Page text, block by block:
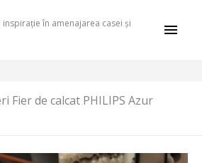
inspirație în amenajarea casei și
Fier de calcat PHILIPS Azur